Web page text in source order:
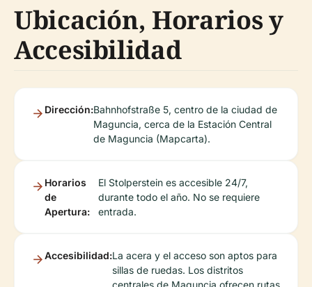
Ubicación, Horarios y
Accesibilidad
Dirección:Bahnhofstraße 5, centro de la ciudad de
Maguncia, cerca de la Estación Central
de Maguncia (Mapcarta).
Horarios
de
Apertura:
El Stolperstein es accesible 24/7,
durante todo el año. No se requiere
entrada.
Accesibilidad:La acera y el acceso son aptos para
sillas de ruedas. Los distritos
centrales de Maguncia ofrecen rutas